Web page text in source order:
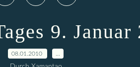
9. Januar
08.01.2010